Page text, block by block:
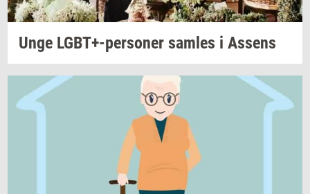
Unge LGBT+-​personer sam­les i As­sens